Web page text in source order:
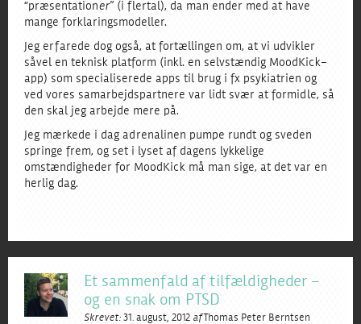
“præsentationer” (i flertal), da man ender med at have
mange forklaringsmodeller.
Jeg erfarede dog også, at fortællingen om, at vi udvikler
såvel en teknisk platform (inkl. en selvstændig MoodKick-
app) som specialiserede apps til brug i fx psykiatrien og
ved vores samarbejdspartnere var lidt svær at formidle, så
den skal jeg arbejde mere på.
Jeg mærkede i dag adrenalinen pumpe rundt og sveden
springe frem, og set i lyset af dagens lykkelige
omstændigheder for MoodKick må man sige, at det var en
herlig dag.
Et sammenfald af tilfældigheder –
og en snak om PTSD
Skrevet: 31. august, 2012 afThomas Peter Berntsen